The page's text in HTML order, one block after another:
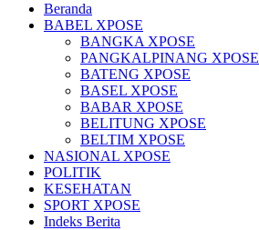
Beranda
BABEL XPOSE
BANGKA XPOSE
PANGKALPINANG XPOSE
BATENG XPOSE
BASEL XPOSE
BABAR XPOSE
BELITUNG XPOSE
BELTIM XPOSE
NASIONAL XPOSE
POLITIK
KESEHATAN
SPORT XPOSE
Indeks Berita